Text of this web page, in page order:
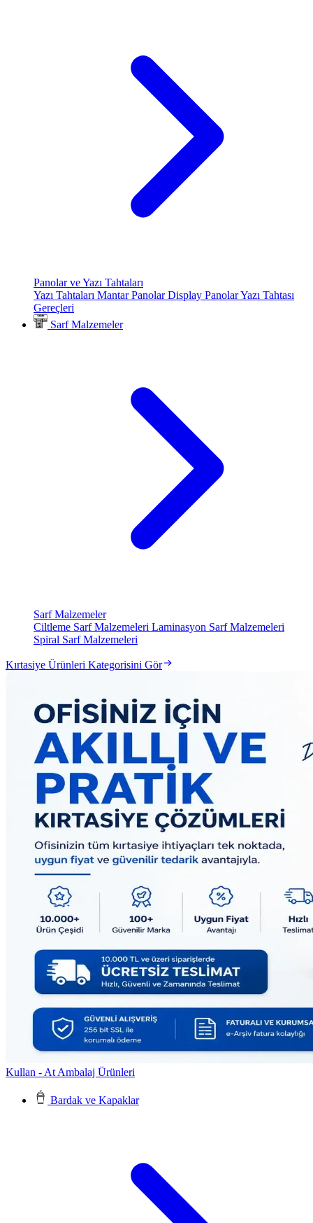
Panolar ve Yazı Tahtaları
Yazı Tahtaları Mantar PanolarDisplay PanolarYazı Tahtası
Gereçleri
Sarf Malzemeler
Sarf Malzemeler
Ciltleme Sarf Malzemeleri Laminasyon Sarf Malzemeleri
Spiral Sarf Malzemeleri
Kırtasiye Ürünleri Kategorisini Gör
Kullan - At Ambalaj Ürünleri
Bardak ve Kapaklar